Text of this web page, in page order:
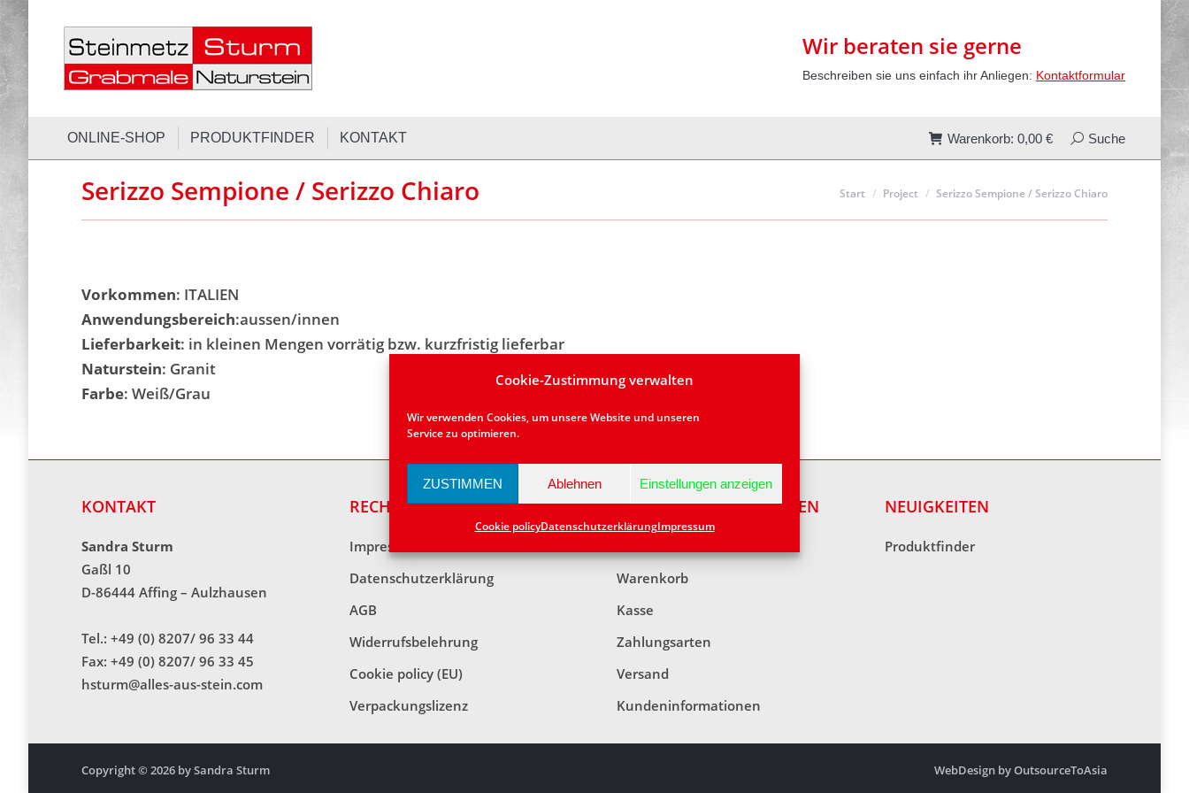
Cookie-Zustimmung verwalten
Wir verwenden Cookies, um unsere Website und unseren
Service zu optimieren.
ZUSTIMMEN Ablehnen Einstellungen anzeigen
Cookie policyDatenschutzerklärungImpressum
Wir beraten sie gerne
Beschreiben sie uns einfach ihr Anliegen: Kontaktformular
ONLINE-SHOP PRODUKTFINDER KONTAKT Warenkorb: 0,00 € Search:
Suche
Serizzo Sempione / Serizzo Chiaro Sie befinden sich hier:
Start Project Serizzo Sempione / Serizzo Chiaro
Vorkommen: ITALIEN
Anwendungsbereich:aussen/innen
Lieferbarkeit: in kleinen Mengen vorrätig bzw. kurzfristig lieferbar
Naturstein: Granit
Farbe: Weiß/Grau
KONTAKT
Sandra Sturm
Gaßl 10
D-86444 Affing – Aulzhausen
Tel.: +49 (0) 8207/ 96 33 44
Fax: +49 (0) 8207/ 96 33 45
hsturm@alles-aus-stein.com
RECHTLICHES
Impressum
Datenschutzerklärung
AGB
Widerrufsbelehrung
Cookie policy (EU)
Verpackungslizenz
KUNDENINFORMATIONEN
Warenkorb
Kasse
Zahlungsarten
Versand
Kundeninformationen
NEUIGKEITEN
Produktfinder
Copyright © 2026 by Sandra Sturm WebDesign by OutsourceToAsia
ONLINE-SHOP